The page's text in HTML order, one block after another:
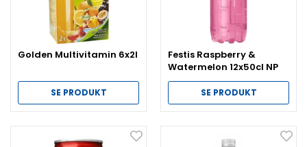
Golden Multivitamin 6x2l
SE PRODUKT
Festis Raspberry &
Watermelon 12x50cl NP
SE PRODUKT